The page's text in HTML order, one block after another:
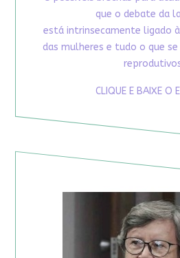
que o debate da
está intrinsecamente ligado
das mulheres e tudo o que
CLIQUE E BAIXE O